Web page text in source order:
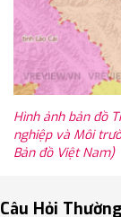
Hình ảnh bản đồ
nghiệp và Môi
Bản đồ Việt Nam)
Câu Hỏi